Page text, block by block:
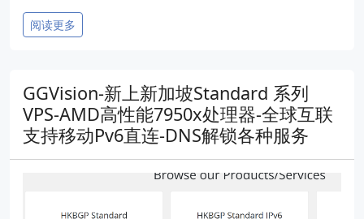
阅读更多
GGVision-新上新加坡Standard 系列
VPS-AMD高性能7950x处理器-全球互联
支持移动Pv6直连-DNS解锁各种服务